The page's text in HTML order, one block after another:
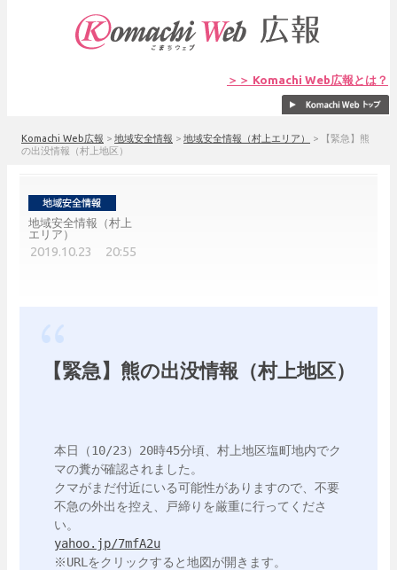
＞＞ Komachi Web広報とは？
Komachi Web広報 > 地域安全情報 > 地域安全情報（村上エリア） >
【緊急】熊
の出没情報（村上地区）
地域安全情報（村上
エリア）
2019.10.23 20:55
【緊急】熊の出没情報（村上地区）
本日（10/23）20時45分頃、村上地区塩町地内でク
マの糞が確認されました。
クマがまだ付近にいる可能性がありますので、不要
不急の外出を控え、戸締りを厳重に行ってくださ
yahoo.jp/7mfA2u
※URLをクリックすると地図が開きます。